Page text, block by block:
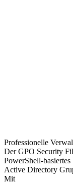
Professionelle
Der GPO Security
PowerShell-
Active Directory
Mit